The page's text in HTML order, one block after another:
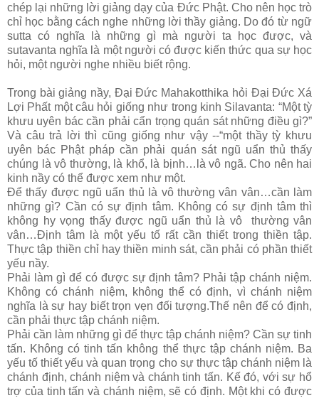
chép lại những lời giảng dạy của Đức Phật. Cho nên học trò
chỉ học bằng cách nghe những lời thầy giảng. Do đó từ ngữ
sutta có nghĩa là những gì mà người ta học được, và
sutavanta nghĩa là một người có được kiến thức qua sự học
hỏi, một người nghe nhiều biết rộng.
Trong bài giảng nầy, Đại Đức Mahakotthika hỏi Đại Đức Xá
Lợi Phất một câu hỏi giống như trong kinh Silavanta: “Một tỳ
khưu uyên bác cần phải cẩn trọng quán sát những điều gì?”
Và câu trả lời thì cũng giống như vậy --“một thầy tỳ khưu
uyên bác Phật pháp cần phải quán sát ngũ uẩn thủ thấy
chúng là vô thường, là khổ, là bịnh…là vô ngã. Cho nên hai
kinh nầy có thể được xem như một.
Để thấy được ngũ uẩn thủ là vô thường vân vân…cần làm
những gì? Cần có sự định tâm. Không có sự định tâm thì
không hy vọng thấy được ngũ uẩn thủ là vô thường vân
vân…Định tâm là một yếu tố rất cần thiết trong thiền tập.
Thực tập thiền chỉ hay thiền minh sát, cần phải có phần thiết
yếu nầy.
Phải làm gì để có được sự định tâm? Phải tập chánh niệm.
Không có chánh niệm, không thể có định, vì chánh niệm
nghĩa là sự hay biết trọn vẹn đối tượng.Thế nên để có định,
cần phải thực tập chánh niệm.
Phải cần làm những gì để thực tập chánh niệm? Cần sự tinh
tấn. Không có tinh tấn không thể thực tập chánh niệm. Ba
yếu tố thiết yếu và quan trọng cho sự thực tập chánh niệm là
chánh định, chánh niệm và chánh tinh tấn. Kế đó, với sự hổ
trợ của tinh tấn và chánh niệm, sẽ có định. Một khi có được